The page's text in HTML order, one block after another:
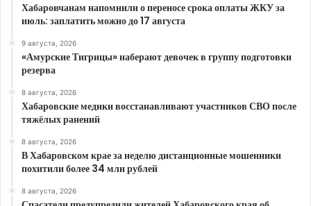
Хабаровчанам напомнили о переносе срока оплаты ЖКУ за
июль: заплатить можно до 17 августа
9 августа, 2026
«Амурские Тигрицы» наберают девочек в группу подготовки
резерва
8 августа, 2026
Хабаровские медики восстанавливают участников СВО после
тяжёлых ранений
8 августа, 2026
В Хабаровском крае за неделю дистанционные мошенники
похитили более 34 млн рублей
8 августа, 2026